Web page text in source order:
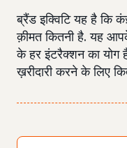
ब्रैंड इक्विटि यह है कि
क़ीमत कितनी है. यह
के हर इंटरैक्शन का योग
ख़रीदारी करने के लिए